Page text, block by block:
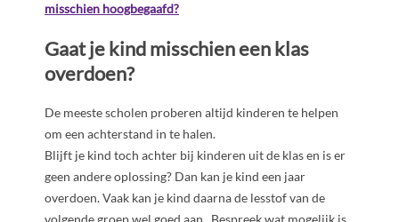
misschien hoogbegaafd?
Gaat je kind misschien een klas
overdoen?
De meeste scholen proberen altijd kinderen te helpen
om een achterstand in te halen.
Blijft je kind toch achter bij kinderen uit de klas en is er
geen andere oplossing? Dan kan je kind een jaar
overdoen. Vaak kan je kind daarna de lesstof van de
volgende groep wel goed aan. Bespreek wat mogelijk is